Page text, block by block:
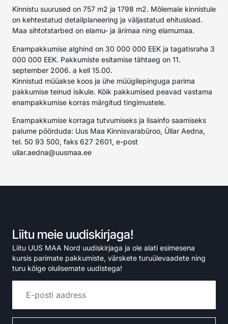
Kinnistu suurused on 757 m2 ja 1798 m2. Mõlemale kinnistule
on kehtestatud detailplaneering ja väljastatud ehitusload.
Maa sihtotstarbed on elamu- ja ärimaa ning elamumaa.
Enampakkumise alghind on 30 000 000 EEK ja tagatisraha 3
000 000 EEK. Pakkumiste esitamise tähtaeg on 11.
september 2006. a kell 15.00.
Kinnistud müüakse koos ja ühe müügilepinguga parima
pakkumise teinud isikule. Kõik pakkumised peavad vastama
enampakkumise korras märgitud tingimustele.
Enampakkumise korraga tutvumiseks ja lisainfo saamiseks
palume pöörduda: Uus Maa Kinnisvarabüroo, Üllar Aedna,
tel. 50 93 500, faks 627 2601, e-post
ullar.aedna@uusmaa.ee
Liitu meie uudiskirjaga!
Liitu UUS MAA Nord uudiskirjaga ja ole alati esimesena
kursis parimate pakkumiste, värskete turuülevaadete ning
turu kõige olulisemate uudistega!